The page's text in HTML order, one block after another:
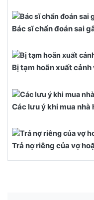
Bác sĩ chẩn đoán sai
Bị tạm hoãn xuất
Các lưu ý khi mua
Trả nợ riêng của vợ